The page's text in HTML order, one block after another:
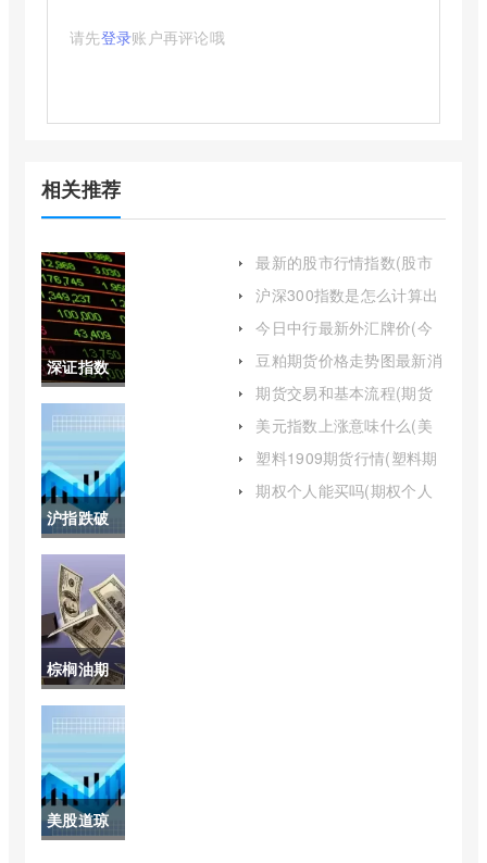
请先登录账户再评论哦
相关推荐
深证指数
历年情况
(今日股市
深证指数)
沪指跌破
3000点后
抄底还是
止损(沪指
跌破3000
点后抄底
还是止损
6)
棕榈油期
货行情走
势分析(棕
榈油期货
实时行情
美股道琼
最新的股市行情指数(股市
最新指数行情)
沪深300指数是怎么计算出
来的(沪深300指数公式)
今日中行最新外汇牌价(今
日中行最新外汇牌价表)
豆粕期货价格走势图最新消
息(2505豆粕期货价格今天)
期货交易和基本流程(期货
交易的基本流程有哪些)
美元指数上涨意味什么(美
元指数上涨是美元上涨吗)
塑料1909期货行情(塑料期
货实时行情)
期权个人能买吗(期权个人